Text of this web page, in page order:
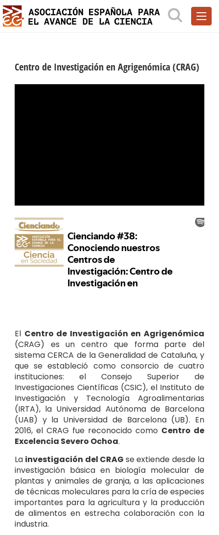
Centro de Investigación en Agrigenómica (CRAG)
El Centro de Investigación en Agrigenómica
(CRAG) es un centro que forma parte del
sistema CERCA de la Generalidad de Cataluña, y
que se estableció como consorcio de cuatro
instituciones: el Consejo Superior de
Investigaciones Científicas (CSIC), el Instituto de
Investigación y Tecnología Agroalimentarias
(IRTA), la Universidad Autónoma de Barcelona
(UAB) y la Universidad de Barcelona (UB). En
2016, el CRAG fue reconocido como Centro de
Excelencia Severo Ochoa.
La investigación del CRAG se extiende desde la
investigación básica en biología molecular de
plantas y animales de granja, a las aplicaciones
de técnicas moleculares para la cría de especies
importantes para la agricultura y la producción
de alimentos en estrecha colaboración con la
industria.